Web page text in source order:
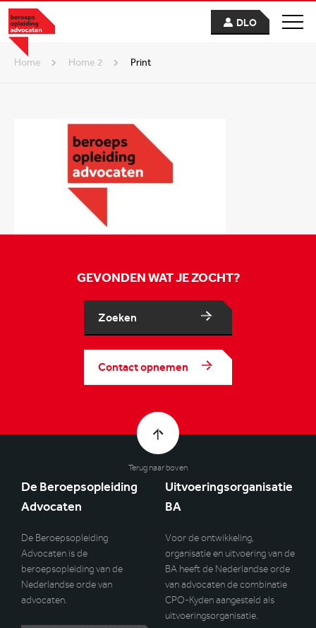
DLO
Home home 2 Print
GEVONDEN WAT JE ZOCHT?
Zoeken
Contact opnemen
Terug naar boven
De Beroepsopleiding
Advocaten
De Beroepsopleiding
Advocaten is de
beroepsopleiding van de
Nederlandse orde van
advocaten.
Uitvoeringsorganisatie
BA
Voor de ontwikkeling,
organisatie en uitvoering van de
BA heeft de Nederlandse orde
van advocaten de combinatie
CPO-Kyden aangesteld als
uitvoeringsorganisatie.